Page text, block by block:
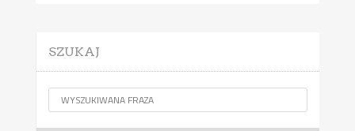
SZUKAJ